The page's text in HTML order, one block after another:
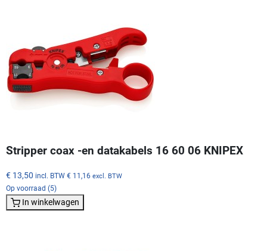
Stripper coax -en datakabels 16 60 06 KNIPEX
€ 13,50 incl. BTW € 11,16 excl. BTW
Op voorraad (5)
In winkelwagen